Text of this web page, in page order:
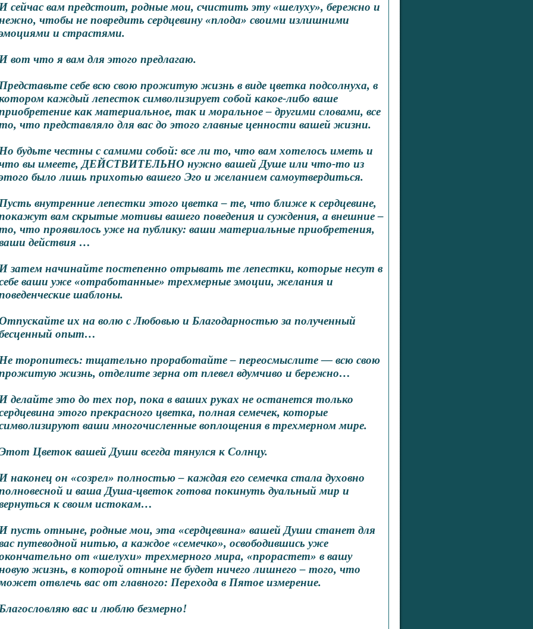
И сейчас вам предстоит, родные мои, счистить эту «шелуху», бережно и
чтобы не повредить сердцевину «плода» своими излишними
и страстями.
И вот что я вам для этого предлагаю.
Представьте себе всю свою прожитую жизнь в виде цветка подсолнуха, в
каждый лепесток символизирует собой какое-либо ваше
как материальное, так и моральное – другими словами, все
что представляло для вас до этого главные ценности вашей жизни.
Но будьте честны с самими собой: все ли то, что вам хотелось иметь и
вы имеете, ДЕЙСТВИТЕЛЬНО нужно вашей Душе или что-то из
было лишь прихотью вашего Эго и желанием самоутвердиться.
Пусть внутренние лепестки этого цветка – те, что ближе к сердцевине,
вам скрытые мотивы вашего поведения и суждения, а внешние –
что проявилось уже на публику: ваши материальные приобретения,
действия …
И затем начинайте постепенно отрывать те лепестки, которые несут в
ваши уже «отработанные» трехмерные эмоции, желания и
шаблоны.
их на волю с Любовью и Благодарностью за полученный
опыт…
Не торопитесь: тщательно проработайте – переосмыслите — всю свою
жизнь, отделите зерна от плевел вдумчиво и бережно…
И делайте это до тех пор, пока в ваших руках не останется только
этого прекрасного цветка, полная семечек, которые
ваши многочисленные воплощения в трехмерном мире.
Цветок вашей Души всегда тянулся к Солнцу.
И наконец он «созрел» полностью – каждая его семечка стала духовно
и ваша Душа-цветок готова покинуть дуальный мир и
к своим истокам…
И пусть отныне, родные мои, эта «сердцевина» вашей Души станет для
путеводной нитью, а каждое «семечко», освободившись уже
от «шелухи» трехмерного мира, «прорастет» в вашу
жизнь, в которой отныне не будет ничего лишнего – того, что
отвлечь вас от главного: Перехода в Пятое измерение.
Благословляю вас и люблю безмерно!